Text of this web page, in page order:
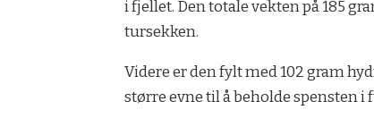
i fjellet. Den totale vekten på 185
tursekken.
Videre er den fylt med 102 gram
større evne til å beholde spensten